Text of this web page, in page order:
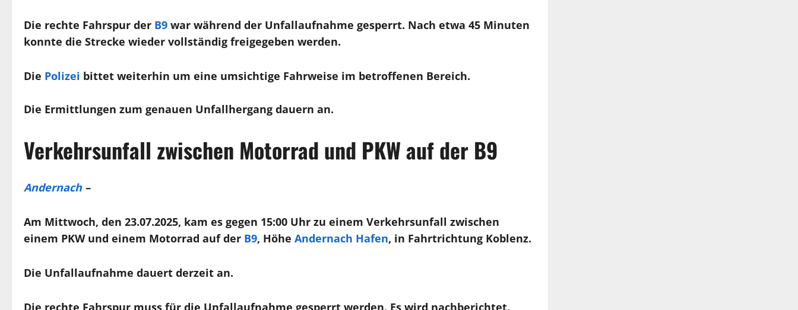
Die rechte Fahrspur der B9 war während der Unfallaufnahme gesperrt. Nach etwa 45 Minuten
konnte die Strecke wieder vollständig freigegeben werden.
Die Polizei bittet weiterhin um eine umsichtige Fahrweise im betroffenen Bereich.
Die Ermittlungen zum genauen Unfallhergang dauern an.
Verkehrsunfall zwischen Motorrad und PKW auf der B9
Andernach–
Am Mittwoch, den 23.07.2025, kam es gegen 15:00 Uhr zu einem Verkehrsunfall zwischen
einem PKW und einem Motorrad auf der B9, Höhe Andernach Hafen, in Fahrtrichtung Koblenz.
Die Unfallaufnahme dauert derzeit an.
Die rechte Fahrspur muss für die Unfallaufnahme gesperrt werden. Es wird nachberichtet.